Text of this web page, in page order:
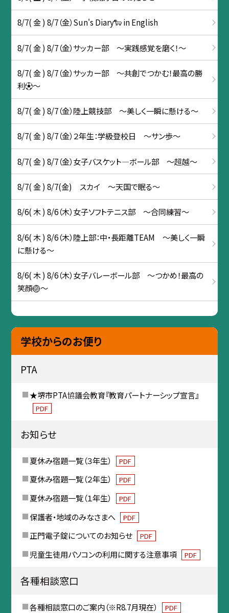
8/7( 金 ) 8/7（金）Sun's Diary🐑 in English
8/7( 金 ) 8/7（金）サッカー部 ～実践感覚を磨く！～
8/7( 金 ) 8/7（金）サッカー部 ～共創でつかむ！最高の勝
利⚽～
8/7( 金 ) 8/7（金）陸上競技部 ～美しく一瞬に懸ける～
8/7( 金 ) 8/7（金）２年生：学級登校日 ～サン歩～
8/7( 金 ) 8/7（金）女子バスケット―ボール部 〜超越〜
8/7( 金 ) 8/7(金) スカイ ～天国で眠る～
8/6( 木 ) 8/6（木）女子ソフトテニス部 〜合同練習～
8/6( 木 ) 8/6（木）陸上部：中・長距離TEAM ～美しく一瞬
に懸ける～
8/6( 木 ) 8/6（木）女子バレーボール部 ～つかめ！最高の
笑顔🏐～
学校からのお便り
PTA
★堺市PTA協議会教育『教育パートナーシップ宣言』
PDF
お知らせ
夏休み宿題一覧（３年生） PDF
夏休み宿題一覧（２年生） PDF
夏休み宿題一覧（１年生） PDF
保護者・地域のみなさまへ PDF
正門電子錠についてのお知らせ PDF
児童生徒用パソコンの利用に関する注意事項 PDF
各種相談窓口
各種相談窓口のご案内（※R8.7月現在） PDF